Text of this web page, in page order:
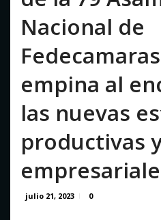
Nacional de
empina al
las nuevas
productivas
julio 21, 2023 0